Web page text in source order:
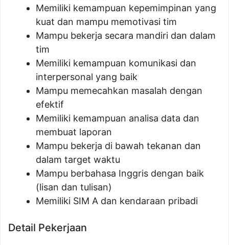
Memiliki kemampuan kepemimpinan yang
kuat dan mampu memotivasi tim
Mampu bekerja secara mandiri dan dalam
tim
Memiliki kemampuan komunikasi dan
interpersonal yang baik
Mampu memecahkan masalah dengan
efektif
Memiliki kemampuan analisa data dan
membuat laporan
Mampu bekerja di bawah tekanan dan
dalam target waktu
Mampu berbahasa Inggris dengan baik
(lisan dan tulisan)
Memiliki SIM A dan kendaraan pribadi
Detail Pekerjaan